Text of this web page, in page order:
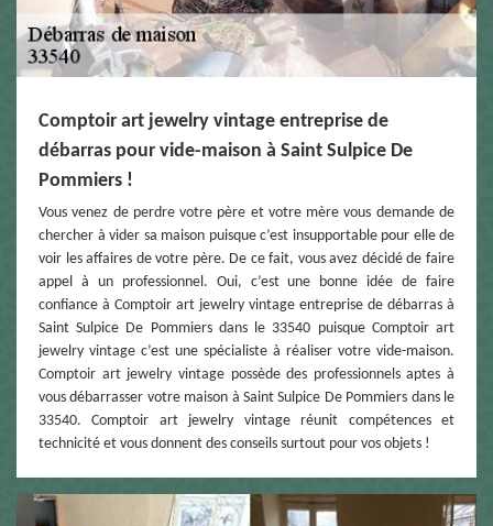
Comptoir art jewelry vintage entreprise de
débarras pour vide-maison à Saint Sulpice De
Pommiers !
Vous venez de perdre votre père et votre mère vous demande de
chercher à vider sa maison puisque c’est insupportable pour elle de
voir les affaires de votre père. De ce fait, vous avez décidé de faire
appel à un professionnel. Oui, c’est une bonne idée de faire
confiance à Comptoir art jewelry vintage entreprise de débarras à
Saint Sulpice De Pommiers dans le 33540 puisque Comptoir art
jewelry vintage c’est une spécialiste à réaliser votre vide-maison.
Comptoir art jewelry vintage possède des professionnels aptes à
vous débarrasser votre maison à Saint Sulpice De Pommiers dans le
33540. Comptoir art jewelry vintage réunit compétences et
technicité et vous donnent des conseils surtout pour vos objets !